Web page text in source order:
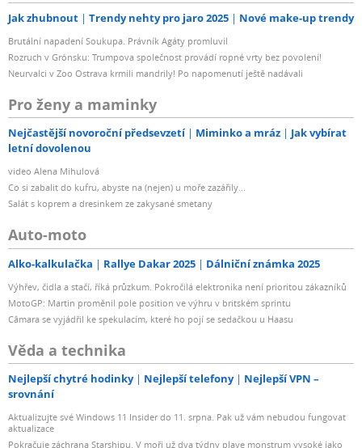
Jak zhubnout Trendy nehty pro jaro 2025 Nové make-up trendy
Brutální napadení Soukupa. Právník Agáty promluvil
Rozruch v Grónsku: Trumpova společnost provádí ropné vrty bez povolení!
Neurvalci v Zoo Ostrava krmili mandrily! Po napomenutí ještě nadávali
Pro ženy a maminky
Nejčastější novoroční předsevzetí Miminko a mráz
Jak vybírat
letní dovolenou
video Alena Mihulová
Co si zabalit do kufru, abyste na (nejen) u moře zazářily...
Salát s koprem a dresinkem ze zakysané smetany
Auto-moto
Alko-kalkulačka Rallye Dakar 2025 Dálniční známka 2025
Výhřev, čidla a stačí, říká průzkum. Pokročilá elektronika není prioritou zákazníků
MotoGP: Martin proměnil pole position ve výhru v britském sprintu
Câmara se vyjádřil ke spekulacím, které ho pojí se sedačkou u Haasu
Věda a technika
Nejlepší chytré hodinky Nejlepší telefony
Nejlepší VPN –
srovnání
Aktualizujte své Windows 11 Insider do 11. srpna. Pak už vám nebudou fungovat
aktualizace
Pokračuje záchrana Starshipu. V moři už dva týdny plave monstrum vysoké jako